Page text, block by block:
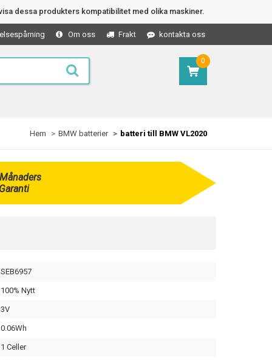
dessa produkters kompatibilitet med olika maskiner.
kontakta oss
Frakt
Om oss
0
Hem BMW batterier batteri till BMW VL2020
SEB6957
100% Nytt
3V
0.06Wh
1 Celler